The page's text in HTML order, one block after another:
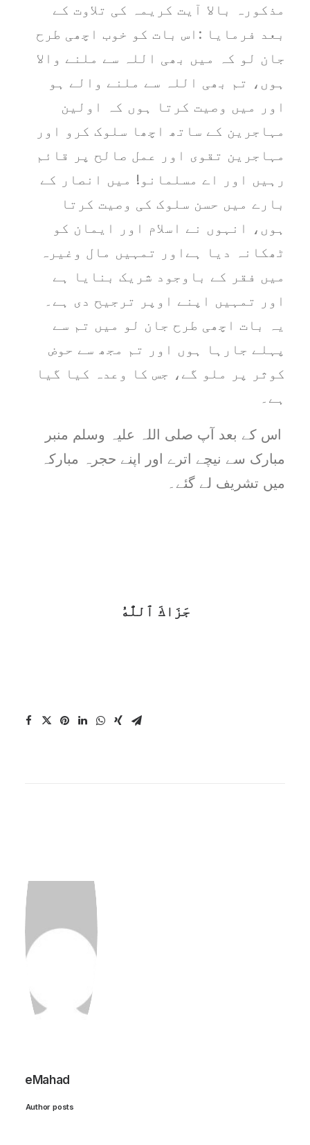
مذکورہ بالا آیت کریمہ کی تلاوت کے
بعد فرمایا :اس بات کو خوب اچھی طرح
جان لو کہ میں بھی اللہ سے ملنے والا
ہوں، تم بھی اللہ سے ملنے والے ہو
اور میں وصیت کرتا ہوں کہ اولین
مہاجرین کے ساتھ اچھا سلوک کرو اور
مہاجرین تقوی اور عمل صالح پر قائم
رہیں اور اے مسلمانو! میں انصار کے
بارے میں حسن سلوک کی وصیت کرتا
ہوں، انہوں نے اسلام اور ایمان کو
ٹھکانہ دیا ہےاور تمہیں مال وغیرہ
میں فقر کے باوجود شریک بنایا ہے
اور تمہیں اپنے اوپر ترجیح دی ہے۔
یہ بات اچھی طرح جان لو میں تم سے
پہلے جارہا ہوں اور تم مجھ سے حوض
کوثر پر ملو گے، جس کا وعدہ کیا گیا
ہے۔
اس کے بعد آپ صلی اللہ علیہ وسلم منبر
مبارک سے نیچے اترے اور اپنے حجرہ مبارکہ
میں تشریف لے گئے۔
جَزَاكَ ٱللَّٰهُ
eMahad
Author posts